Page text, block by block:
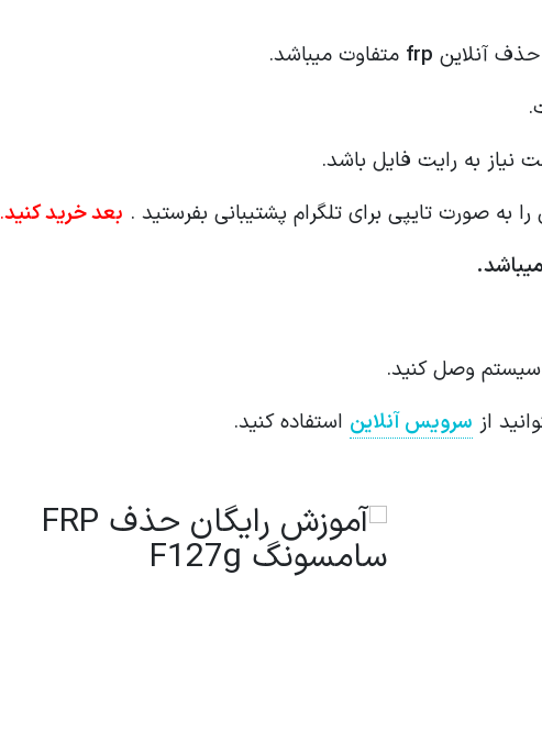
آنلاین frp متفاوت میباشد.
نیاز به رایت فایل باشد.
به صورت تایپی برای تلگرام پشتیبانی بفرستید . بعد خرید کنید.
وصل کنید.
از سرویس آنلاین استفاده کنید.